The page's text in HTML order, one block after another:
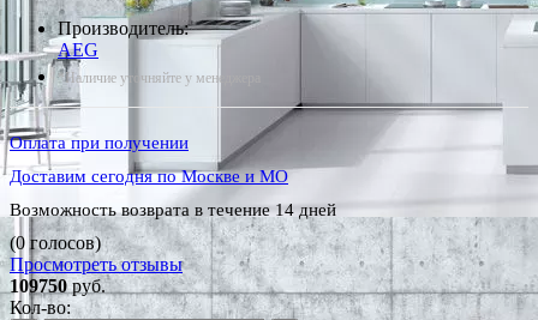
Производитель:
AEG
*Наличие уточняйте у менеджера
Оплата при получении
Доставим сегодня по Москве и МО
Возможность возврата в течение 14 дней
(0 голосов)
Просмотреть отзывы
109750руб.
Кол-во: